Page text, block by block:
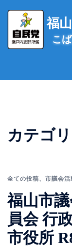
ス
福
こ
カテゴ
全ての投稿、 市議会活
福山市
員会 行
市役所